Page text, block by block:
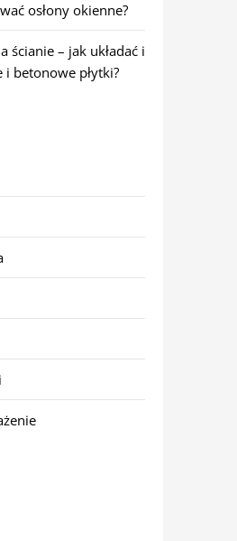
osłony okienne?
ścianie – jak układać i
betonowe płytki?